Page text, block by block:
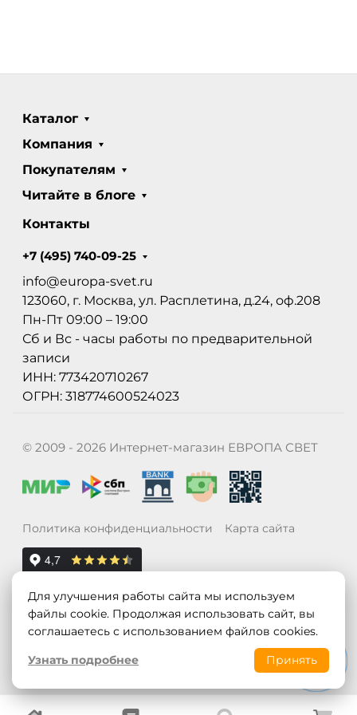
Каталог
Компания
Покупателям
Читайте в блоге
Контакты
+7 (495) 740-09-25
info@europa-svet.ru
123060, г. Москва, ул. Расплетина, д.24, оф.208
Пн-Пт 09:00 – 19:00
Сб и Вс - часы работы по предварительной
записи
ИНН: 773420710267
ОГРН: 318774600524023
© 2009 - 2026 Интернет-магазин ЕВРОПА СВЕТ
Политика конфиденциальности Карта сайта
Для улучшения работы сайта мы используем
файлы cookie. Продолжая использовать сайт, вы
соглашаетесь с использованием файлов cookies.
Узнать подробнее
Принять